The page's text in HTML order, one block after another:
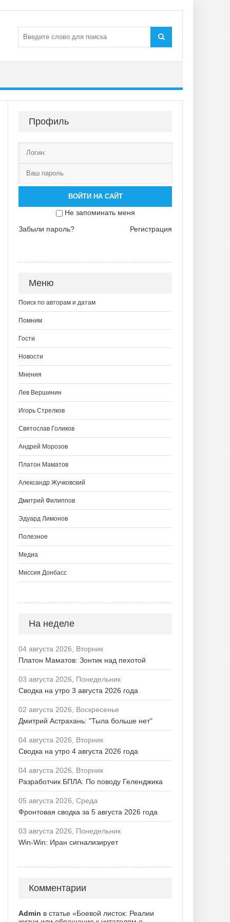
Профиль
ВОЙТИ НА САЙТ
Не запоминать меня
Забыли пароль?
Регистрация
Меню
Поиск по авторам и датам
Помним
Гости
Новости
Мнения
Лев Вершинин
Игорь Стрелков
Святослав Голиков
Андрей Морозов
Платон Маматов
Александр Жучковский
Дмитрий Филиппов
Эдуард Лимонов
Полезное
Медиа
Миссия Донбасс
На неделе
04 августа 2026, Вторник
Платон Маматов: Зонтик над пехотой
03 августа 2026, Понедельник
Сводка на утро 3 августа 2026 года
02 августа 2026, Воскресенье
Дмитрий Астрахань: "Тыла больше нет"
04 августа 2026, Вторник
Сводка на утро 4 августа 2026 года
04 августа 2026, Вторник
Разработчик БПЛА: По поводу Геленджика
05 августа 2026, Среда
Фронтовая сводка за 5 августа 2026 года
03 августа 2026, Понедельник
Win-Win: Иран сигнализирует
Комментарии
Admin в статье «Боевой листок: Реалии